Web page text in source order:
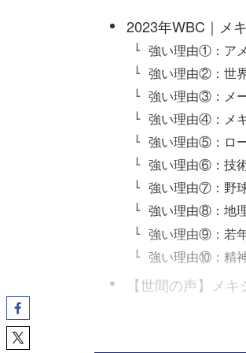
2023年WBC｜メ
強い理由①：ア
強い理由②：世
強い理由③：メ
強い理由④：メ
強い理由⑤：ロ
強い理由⑥：技
強い理由⑦：野
強い理由⑧：地
強い理由⑨：若
強い理由⑩：精
【世間の声】メ